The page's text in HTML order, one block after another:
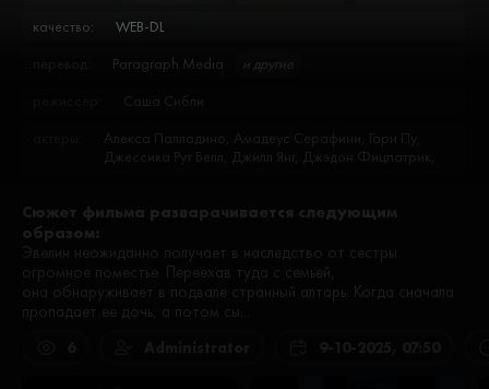
Сюжет фильма разварачивается следующим
образом:
Эвелин неожиданно получает в наследство от сестры
огромное поместье. Переехав туда с семьей,
она обнаруживает в подвале странный алтарь. Когда сначала
пропадает ее дочь, а потом сы...
качество: WEB-DL
Саша Сибли
Paragraph Media и другие
Алекса Палладино, Амадеус Серафини, Гари Пу,
Джессика Рут Белл, Джилл Янг, Джэдон Фицпатрик,